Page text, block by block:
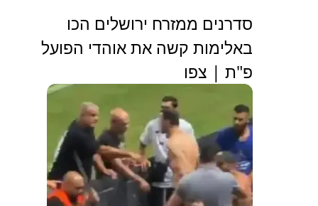
סדרנים ממזרח ירושלים הכו
באלימות קשה את אוהדי הפועל
פ"ת | צפו